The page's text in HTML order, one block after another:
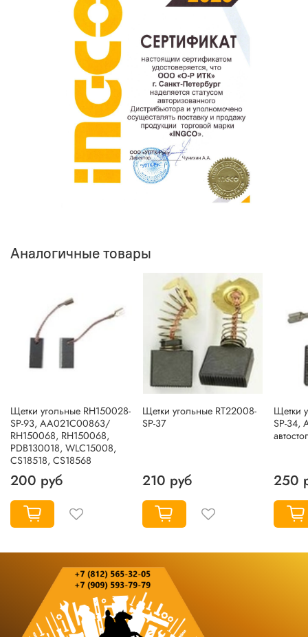
Аналогичные товары
Щетки угольные RH150028-
SP-93, AA021C00863/
RH150068, RH150068,
PDB130018, WLC15008,
CS18518, CS18568
200 руб
Щетки угольные RT22008-
SP-37
210 руб
Щетки
SP-34,
250